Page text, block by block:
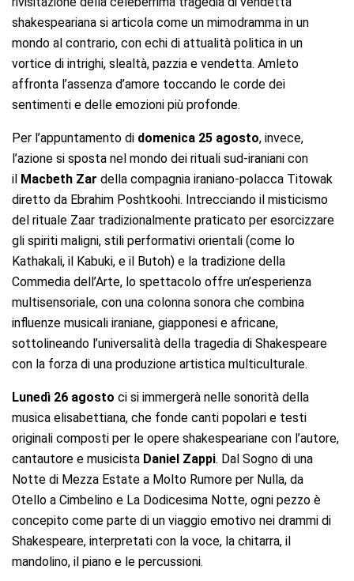
shakespeariana si articola come un mimodramma in un
mondo al contrario, con echi di attualità politica in un
vortice di intrighi, slealtà, pazzia e vendetta. Amleto
affronta l’assenza d’amore toccando le corde dei
sentimenti e delle emozioni più profonde.
Per l’appuntamento di domenica 25 agosto, invece,
l’azione si sposta nel mondo dei rituali sud-iraniani con
il Macbeth Zar della compagnia iraniano-polacca Titowak
diretto da Ebrahim Poshtkoohi. Intrecciando il misticismo
del rituale Zaar tradizionalmente praticato per esorcizzare
gli spiriti maligni, stili performativi orientali (come lo
Kathakali, il Kabuki, e il Butoh) e la tradizione della
Commedia dell’Arte, lo spettacolo offre un’esperienza
multisensoriale, con una colonna sonora che combina
influenze musicali iraniane, giapponesi e africane,
sottolineando l’universalità della tragedia di Shakespeare
con la forza di una produzione artistica multiculturale.
Lunedì 26 agosto ci si immergerà nelle sonorità della
musica elisabettiana, che fonde canti popolari e testi
originali composti per le opere shakespeariane con l’autore,
cantautore e musicista Daniel Zappi. Dal Sogno di una
Notte di Mezza Estate a Molto Rumore per Nulla, da
Otello a Cimbelino e La Dodicesima Notte, ogni pezzo è
concepito come parte di un viaggio emotivo nei drammi di
Shakespeare, interpretati con la voce, la chitarra, il
mandolino, il piano e le percussioni.